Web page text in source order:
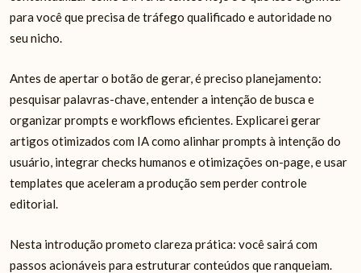
para você que precisa de tráfego qualificado e autoridade no
seu nicho.
Antes de apertar o botão de gerar, é preciso planejamento:
pesquisar palavras-chave, entender a intenção de busca e
organizar prompts e workflows eficientes. Explicarei gerar
artigos otimizados com IA como alinhar prompts à intenção do
usuário, integrar checks humanos e otimizações on-page, e usar
templates que aceleram a produção sem perder controle
editorial.
Nesta introdução prometo clareza prática: você sairá com
passos acionáveis para estruturar conteúdos que ranqueiam.